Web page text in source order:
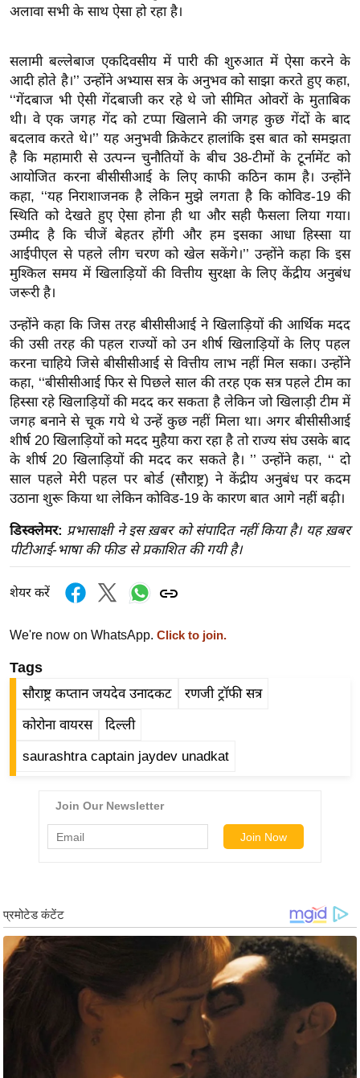
र्ल्ड
ज
ब्री
फ
म
नो
ज
न
ज
ग
त
बॉ
ली
वु
ड
हॉ
ली
वु
ड
फि
ल्म
मी
क्षा
r
a
k
g
इ
ल
क्नॉ
अलावा सभी के साथ ऐसा हो रहा है।
सलामी बल्लेबाज एकदिवसीय में पारी की शुरुआत में ऐसा करने के
आदी होते है।’’ उन्होंने अभ्यास सत्र के अनुभव को साझा करते हुए कहा,
‘‘गेंदबाज भी ऐसी गेंदबाजी कर रहे थे जो सीमित ओवरों के मुताबिक
थी। वे एक जगह गेंद को टप्पा खिलाने की जगह कुछ गेंदों के बाद
बदलाव करते थे।’’ यह अनुभवी क्रिकेटर हालांकि इस बात को समझता
है कि महामारी से उत्पन्न चुनौतियों के बीच 38-टीमों के टूर्नामेंट को
आयोजित करना बीसीसीआई के लिए काफी कठिन काम है। उन्होंने
कहा, ‘‘यह निराशाजनक है लेकिन मुझे लगता है कि कोविड-19 की
स्थिति को देखते हुए ऐसा होना ही था और सही फैसला लिया गया।
उम्मीद है कि चीजें बेहतर होंगी और हम इसका आधा हिस्सा या
आईपीएल से पहले लीग चरण को खेल सकेंगे।’’ उन्होंने कहा कि इस
मुश्किल समय में खिलाड़ियों की वित्तीय सुरक्षा के लिए केंद्रीय अनुबंध
जरूरी है।
उन्होंने कहा कि जिस तरह बीसीसीआई ने खिलाड़ियों की आर्थिक मदद
की उसी तरह की पहल राज्यों को उन शीर्ष खिलाड़ियों के लिए पहल
करना चाहिये जिसे बीसीसीआई से वित्तीय लाभ नहीं मिल सका। उन्होंने
कहा, ‘‘बीसीसीआई फिर से पिछले साल की तरह एक सत्र पहले टीम का
हिस्सा रहे खिलाड़ियों की मदद कर सकता है लेकिन जो खिलाड़ी टीम में
जगह बनाने से चूक गये थे उन्हें कुछ नहीं मिला था। अगर बीसीसीआई
शीर्ष 20 खिलाड़ियों को मदद मुहैया करा रहा है तो राज्य संघ उसके बाद
के शीर्ष 20 खिलाड़ियों की मदद कर सकते है। ’’ उन्होंने कहा, ‘‘ दो
साल पहले मेरी पहल पर बोर्ड (सौराष्ट्र) ने केंद्रीय अनुबंध पर कदम
उठाना शुरू किया था लेकिन कोविड-19 के कारण बात आगे नहीं बढ़ी।
डिस्क्लेमर: प्रभासाक्षी ने इस ख़बर को संपादित नहीं किया है। यह ख़बर
पीटीआई-भाषा की फीड से प्रकाशित की गयी है।
शेयर करें
We're now on WhatsApp. Click to join.
Tags
सौराष्ट्र कप्तान जयदेव उनादकट रणजी ट्रॉफी सत्र
कोरोना वायरस दिल्ली
saurashtra captain jaydev unadkat